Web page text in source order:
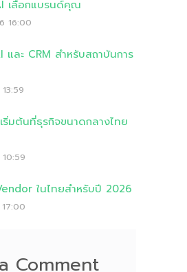
เลือกแบรนด์คุณ
16:00
และ CRM สำหรับสถาบันการ
ริ่มต้นที่ธุรกิจขนาดกลางไทย
ในไทยสำหรับปี 2026
Comment